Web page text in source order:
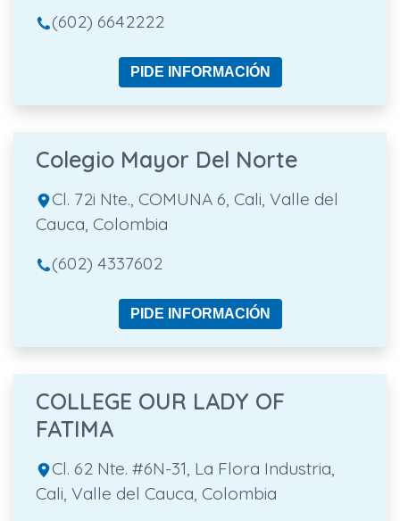
(602) 6642222
PIDE INFORMACIÓN
Colegio Mayor Del Norte
Cl. 72i Nte., COMUNA 6, Cali, Valle del
Cauca, Colombia
(602) 4337602
PIDE INFORMACIÓN
COLLEGE OUR LADY OF
FATIMA
Cl. 62 Nte. #6N-31, La Flora Industria,
Cali, Valle del Cauca, Colombia